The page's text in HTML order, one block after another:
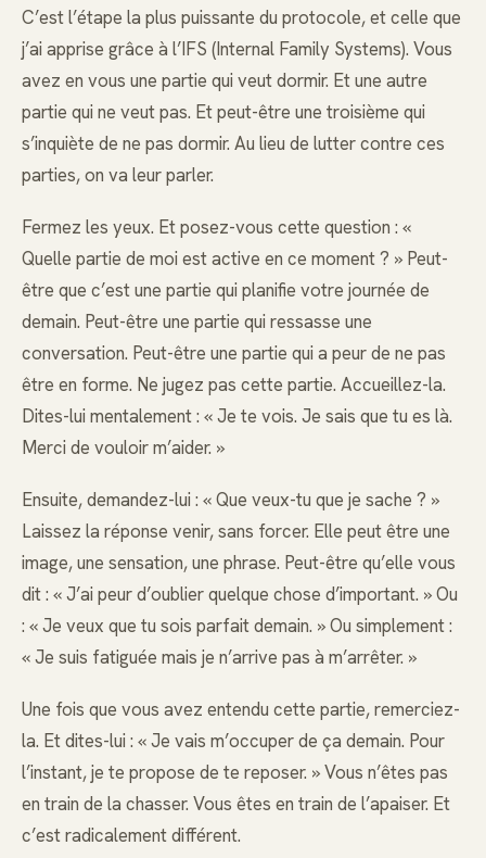
C’est l’étape la plus puissante du protocole, et celle que
j’ai apprise grâce à l’IFS (Internal Family Systems). Vous
avez en vous une partie qui veut dormir. Et une autre
partie qui ne veut pas. Et peut-être une troisième qui
s’inquiète de ne pas dormir. Au lieu de lutter contre ces
parties, on va leur parler.
Fermez les yeux. Et posez-vous cette question : «
Quelle partie de moi est active en ce moment ? » Peut-
être que c’est une partie qui planifie votre journée de
demain. Peut-être une partie qui ressasse une
conversation. Peut-être une partie qui a peur de ne pas
être en forme. Ne jugez pas cette partie. Accueillez-la.
Dites-lui mentalement : « Je te vois. Je sais que tu es là.
Merci de vouloir m’aider. »
Ensuite, demandez-lui : « Que veux-tu que je sache ? »
Laissez la réponse venir, sans forcer. Elle peut être une
image, une sensation, une phrase. Peut-être qu’elle vous
dit : « J’ai peur d’oublier quelque chose d’important. » Ou
: « Je veux que tu sois parfait demain. » Ou simplement :
« Je suis fatiguée mais je n’arrive pas à m’arrêter. »
Une fois que vous avez entendu cette partie, remerciez-
la. Et dites-lui : « Je vais m’occuper de ça demain. Pour
l’instant, je te propose de te reposer. » Vous n’êtes pas
en train de la chasser. Vous êtes en train de l’apaiser. Et
c’est radicalement différent.